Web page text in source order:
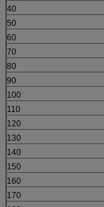
40
50
60
70
80
90
100
110
120
130
140
150
160
170